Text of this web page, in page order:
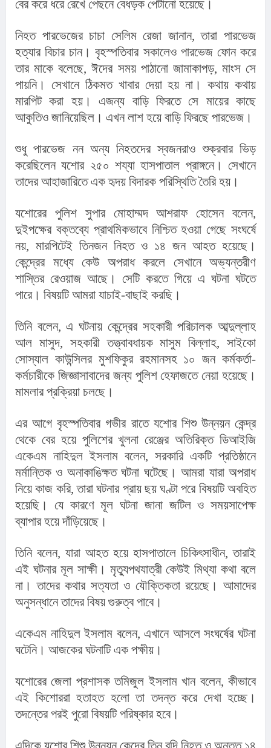
বের করে ধরে রেখে পেছনে বেধড়ক পেটানো হয়েছে।
নিহত পারভেজের চাচা সেলিম রেজা জানান, তারা পারভেজ
হত্যার বিচার চান। বৃহস্পতিবার সকালেও পারভেজ ফোন করে
তার মাকে বলেছে, ঈদের সময় পাঠানো জামাকাপড়, মাংস সে
পায়নি। সেখানে ঠিকমত খাবার দেয়া হয় না। কথায় কথায়
মারপিট করা হয়। এজন্য বাড়ি ফিরতে সে মায়ের কাছে
আকুতিও জানিয়েছিল। এখন লাশ হয়ে বাড়ি ফিরছে পারভেজ।
শুধু পারভেজ নন অন্য নিহতদের স্বজনরাও শুক্রবার ভিড়
করেছিলেন যশোর ২৫০ শয্যা হাসপাতাল প্রাঙ্গনে। সেখানে
তাদের আহাজারিতে এক হৃদয় বিদারক পরিস্থিতি তৈরি হয়।
যশোরের পুলিশ সুপার মোহাম্মদ আশরাফ হোসেন বলেন,
দুইপক্ষের বক্তব্যে প্রাথমিকভাবে নিশ্চিত হওয়া গেছে সংঘর্ষে
নয়, মারপিটেই তিনজন নিহত ও ১৪ জন আহত হয়েছে।
কেন্দ্রের মধ্যে কেউ অপরাধ করলে সেখানে অভ্যন্তরীণ
শাস্তির রেওয়াজ আছে। সেটি করতে গিয়ে এ ঘটনা ঘটতে
পারে। বিষয়টি আমরা যাচাই-বাছাই করছি।
তিনি বলেন, এ ঘটনায় কেন্দ্রের সহকারী পরিচালক আব্দুল্লাহ
আল মাসুদ, সহকারী তত্ত্বাবধায়ক মাসুম বিল্লাহ, সাইকো
সোস্যাল কাউন্সিলর মুশফিকুর রহমানসহ ১০ জন কর্মকর্তা-
কর্মচারীকে জিজ্ঞাসাবাদের জন্য পুলিশ হেফাজতে নেয়া হয়েছে।
মামলার প্রক্রিয়া চলছে।
এর আগে বৃহস্পতিবার গভীর রাতে যশোর শিশু উন্নয়ন কেন্দ্র
থেকে বের হয়ে পুলিশের খুলনা রেঞ্জের অতিরিক্ত ডিআইজি
একেএম নাহিদুল ইসলাম বলেন, সরকারি একটি প্রতিষ্ঠানে
মর্মান্তিক ও অনাকাঙিক্ষত ঘটনা ঘটেছে। আমরা যারা অপরাধ
নিয়ে কাজ করি, তারা ঘটনার প্রায় ছয় ঘণ্টা পরে বিষয়টি অবহিত
হয়েছি। যে কারণে মূল ঘটনা জানা জটিল ও সময়সাপেক্ষ
ব্যাপার হয়ে দাঁড়িয়েছে।
তিনি বলেন, যারা আহত হয়ে হাসপাতালে চিকিৎসাধীন, তারাই
এই ঘটনার মূল সাক্ষী। মৃত্যুপথযাত্রী কেউই মিথ্যা কথা বলে
না। তাদের কথার সত্যতা ও যৌক্তিকতা রয়েছে। আমাদের
অনুসন্ধানে তাদের বিষয় গুরুত্ব পাবে।
একেএম নাহিদুল ইসলাম বলেন, এখানে আসলে সংঘর্ষের ঘটনা
ঘটেনি। আজকের ঘটনাটি এক পক্ষীয়।
যশোরের জেলা প্রশাসক তমিজুল ইসলাম খান বলেন, কীভাবে
এই কিশোররা হতাহত হলো তা তদন্ত করে দেখা হচ্ছে।
তদন্তের পরই পুরো বিষয়টি পরিষ্কার হবে।